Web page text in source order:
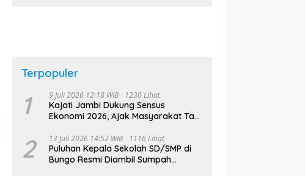
Terpopuler
1 9 Juli 2026 12:18 WIB 1230 Lihat
Kajati Jambi Dukung Sensus
Ekonomi 2026, Ajak Masyarakat Tak
2 13 Juli 2026 14:52 WIB 1116 Lihat
Puluhan Kepala Sekolah SD/SMP di
Bungo Resmi Diambil Sumpah